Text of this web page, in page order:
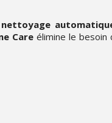
nettoyage
Care élimine le besoin